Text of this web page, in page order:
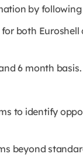
by following
both
6 month basis.
to identify
beyond